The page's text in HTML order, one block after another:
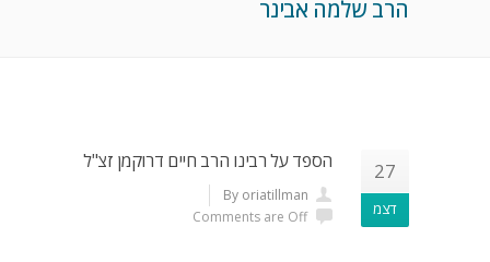
הרב שלמה אבינר
27
דצמ
הספד על רבינו הרב חיים דרוקמן זצ"ל
By oriatillman
Comments are Off